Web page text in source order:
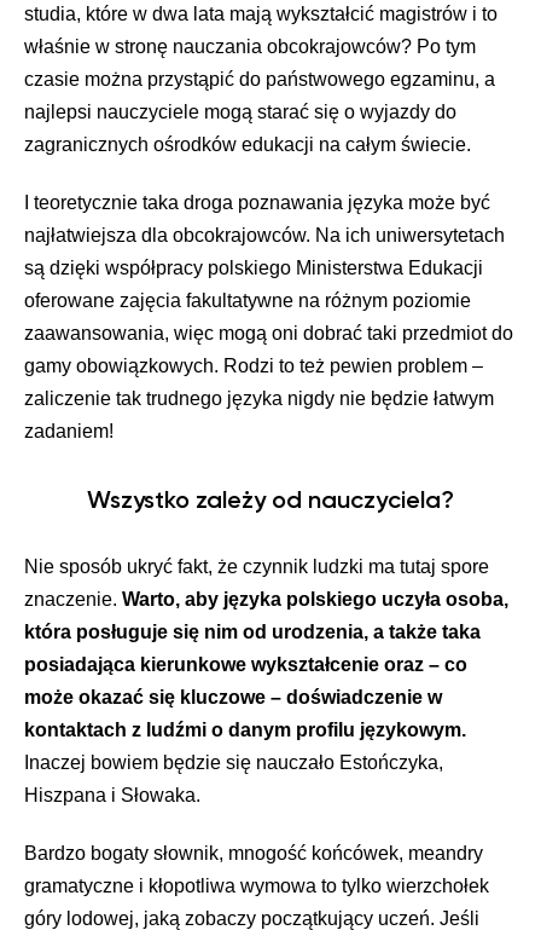
studia, które w dwa lata mają wykształcić magistrów i to
właśnie w stronę nauczania obcokrajowców? Po tym
czasie można przystąpić do państwowego egzaminu, a
najlepsi nauczyciele mogą starać się o wyjazdy do
zagranicznych ośrodków edukacji na całym świecie.
I teoretycznie taka droga poznawania języka może być
najłatwiejsza dla obcokrajowców. Na ich uniwersytetach
są dzięki współpracy polskiego Ministerstwa Edukacji
oferowane zajęcia fakultatywne na różnym poziomie
zaawansowania, więc mogą oni dobrać taki przedmiot do
gamy obowiązkowych. Rodzi to też pewien problem –
zaliczenie tak trudnego języka nigdy nie będzie łatwym
zadaniem!
Wszystko zależy od nauczyciela?
Nie sposób ukryć fakt, że czynnik ludzki ma tutaj spore
znaczenie. Warto, aby języka polskiego uczyła osoba,
która posługuje się nim od urodzenia, a także taka
posiadająca kierunkowe wykształcenie oraz – co
może okazać się kluczowe – doświadczenie w
kontaktach z ludźmi o danym profilu językowym.
Inaczej bowiem będzie się nauczało Estończyka,
Hiszpana i Słowaka.
Bardzo bogaty słownik, mnogość końcówek, meandry
gramatyczne i kłopotliwa wymowa to tylko wierzchołek
góry lodowej, jaką zobaczy początkujący uczeń. Jeśli